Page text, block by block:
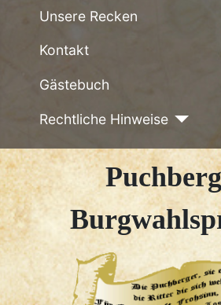
Unsere Recken
Kontakt
Gästebuch
Rechtliche Hinweise